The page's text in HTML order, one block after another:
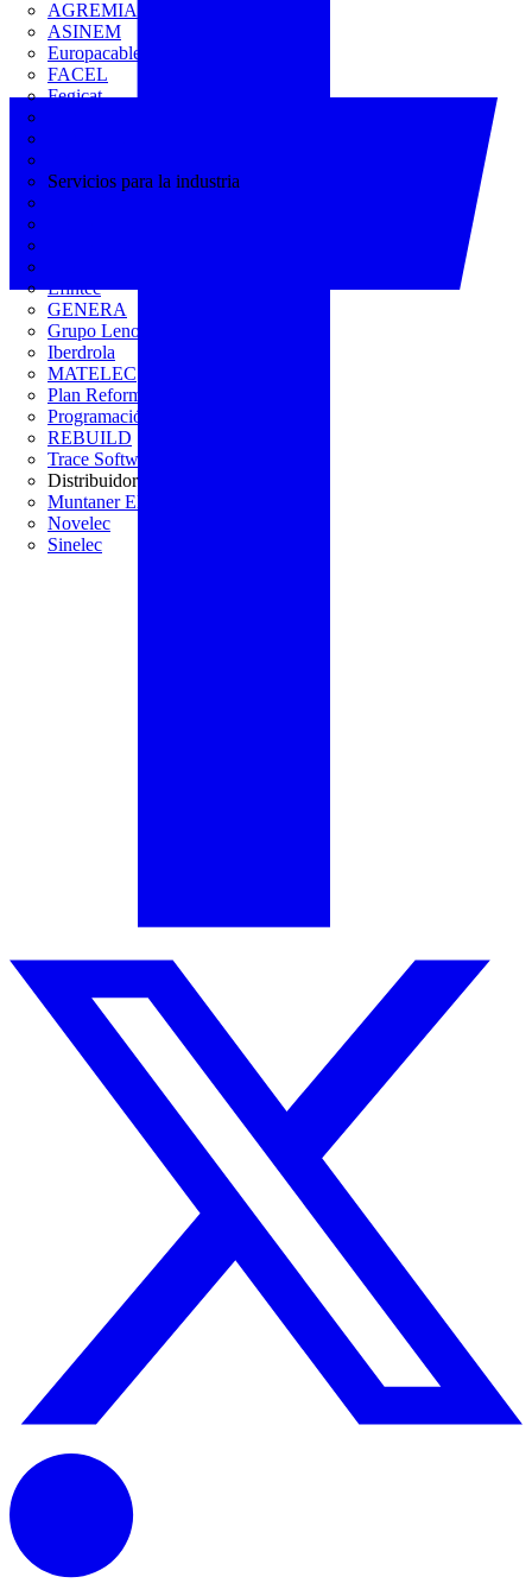
AGREMIA
ASINEM
Europacable
FACEL
Fegicat
Servicios para la industria
Efintec
GENERA
Grupo Lenor
Iberdrola
MATELEC
Plan Reforma
Programación Integral
REBUILD
Trace Software
Distribuidor
Muntaner Electro
Novelec
Sinelec